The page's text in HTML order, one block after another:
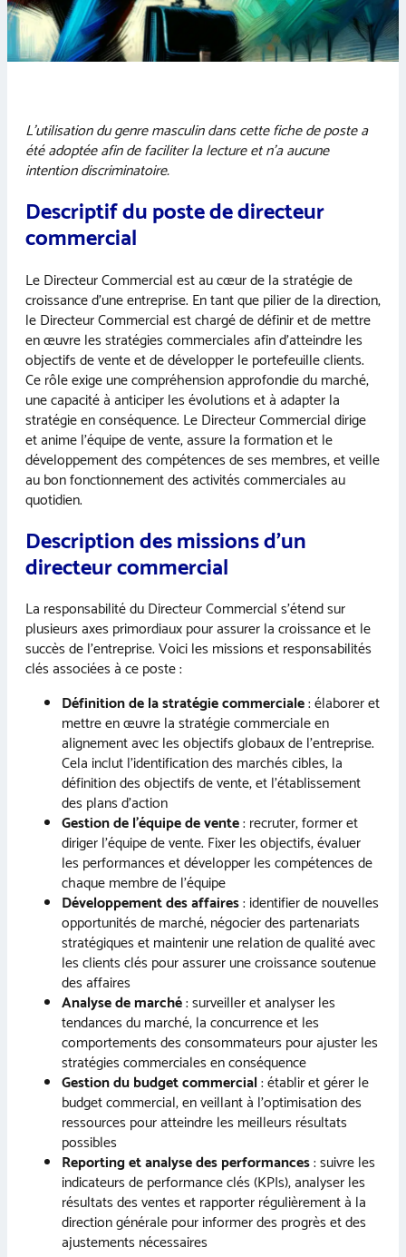
L’utilisation du genre masculin dans cette fiche de poste a
été adoptée afin de faciliter la lecture et n’a aucune
intention discriminatoire.
Descriptif du poste de directeur
commercial
Le Directeur Commercial est au cœur de la stratégie de
croissance d’une entreprise. En tant que pilier de la direction,
le Directeur Commercial est chargé de définir et de mettre
en œuvre les stratégies commerciales afin d’atteindre les
objectifs de vente et de développer le portefeuille clients.
Ce rôle exige une compréhension approfondie du marché,
une capacité à anticiper les évolutions et à adapter la
stratégie en conséquence. Le Directeur Commercial dirige
et anime l’équipe de vente, assure la formation et le
développement des compétences de ses membres, et veille
au bon fonctionnement des activités commerciales au
quotidien.
Description des missions d’un
directeur commercial
La responsabilité du Directeur Commercial s’étend sur
plusieurs axes primordiaux pour assurer la croissance et le
succès de l’entreprise. Voici les missions et responsabilités
clés associées à ce poste :
Définition de la stratégie commerciale: élaborer et
mettre en œuvre la stratégie commerciale en
alignement avec les objectifs globaux de l’entreprise.
Cela inclut l’identification des marchés cibles, la
définition des objectifs de vente, et l’établissement
des plans d’action
Gestion de l’équipe de vente: recruter, former et
diriger l’équipe de vente. Fixer les objectifs, évaluer
les performances et développer les compétences de
chaque membre de l’équipe
Développement des affaires: identifier de nouvelles
opportunités de marché, négocier des partenariats
stratégiques et maintenir une relation de qualité avec
les clients clés pour assurer une croissance soutenue
des affaires
Analyse de marché: surveiller et analyser les
tendances du marché, la concurrence et les
comportements des consommateurs pour ajuster les
stratégies commerciales en conséquence
Gestion du budget commercial: établir et gérer le
budget commercial, en veillant à l’optimisation des
ressources pour atteindre les meilleurs résultats
possibles
Reporting et analyse des performances: suivre les
indicateurs de performance clés (KPIs), analyser les
résultats des ventes et rapporter régulièrement à la
direction générale pour informer des progrès et des
ajustements nécessaires